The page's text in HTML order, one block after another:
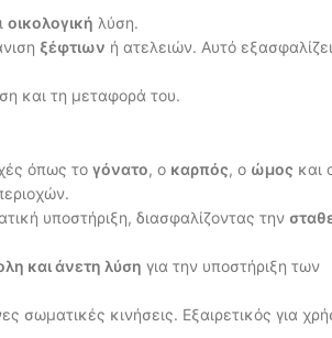
οικολογική λύση.
ξέφτιων ή ατελειών. Αυτό
και τη μεταφορά του.
όπως το γόνατο, ο καρπός, ο ώμος και
υποστήριξη, διασφαλίζοντας την
και άνετη λύση για την υποστήριξη των
σωματικές κινήσεις. Εξαιρετικός για